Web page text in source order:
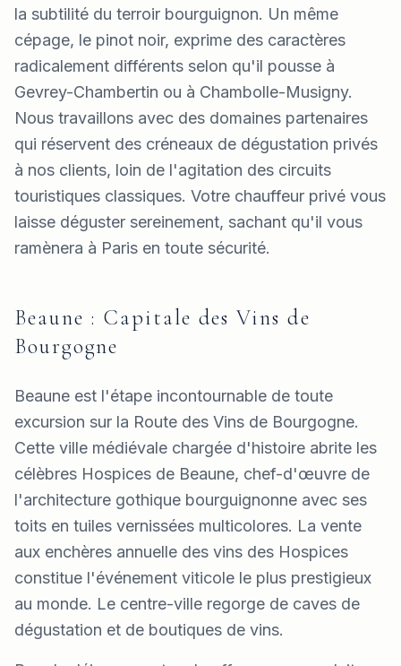
la subtilité du terroir bourguignon. Un même
cépage, le pinot noir, exprime des caractères
radicalement différents selon qu'il pousse à
Gevrey-Chambertin ou à Chambolle-Musigny.
Nous travaillons avec des domaines partenaires
qui réservent des créneaux de dégustation privés
à nos clients, loin de l'agitation des circuits
touristiques classiques. Votre chauffeur privé vous
laisse déguster sereinement, sachant qu'il vous
ramènera à Paris en toute sécurité.
Beaune : Capitale des Vins de
Bourgogne
Beaune est l'étape incontournable de toute
excursion sur la Route des Vins de Bourgogne.
Cette ville médiévale chargée d'histoire abrite les
célèbres Hospices de Beaune, chef-d'œuvre de
l'architecture gothique bourguignonne avec ses
toits en tuiles vernissées multicolores. La vente
aux enchères annuelle des vins des Hospices
constitue l'événement viticole le plus prestigieux
au monde. Le centre-ville regorge de caves de
dégustation et de boutiques de vins.